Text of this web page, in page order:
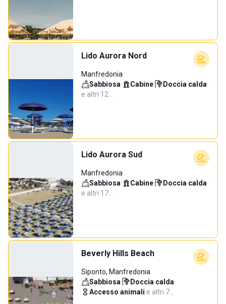
Lido Aurora Nord
Manfredonia
Sabbiosa· Cabine· Doccia calda·
e altri 12…
Lido Aurora Sud
Manfredonia
Sabbiosa· Cabine· Doccia calda·
e altri 17…
Beverly Hills Beach
Siponto, Manfredonia
Sabbiosa· Doccia calda·
Accesso animali·e altri 7…